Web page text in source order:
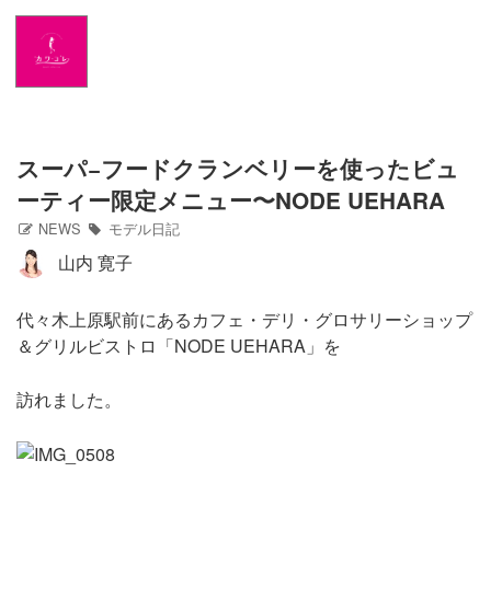
Home
NEWS
アメブロ
GLAMブログ
Profile
Facebook
Twitter
スーパ−フードクランベリーを使ったビュ
ーティー限定メニュー〜NODE UEHARA
NEWS モデル日記
山内 寛子
代々木上原駅前にあるカフェ・デリ・グロサリーショップ
＆グリルビストロ「NODE UEHARA」を
訪れました。